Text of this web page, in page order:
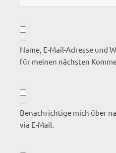
Name, E-Mail-Adresse und
für meinen nächsten
Benachrichtige mich über
via E-Mail.